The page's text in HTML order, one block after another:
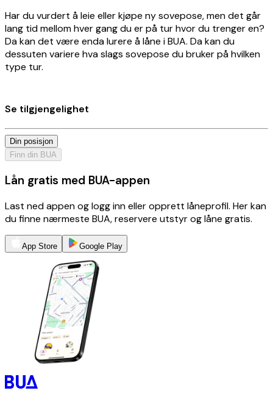
Har du vurdert å leie eller kjøpe ny sovepose, men det går
lang tid mellom hver gang du er på tur hvor du trenger en?
Da kan det være enda lurere å låne i BUA. Da kan du
dessuten variere hva slags sovepose du bruker på hvilken
type tur.
Se tilgjengelighet
Din posisjon
Finn din BUA
Lån gratis med BUA-appen
Last ned appen og logg inn eller opprett låneprofil. Her kan
du finne nærmeste BUA, reservere utstyr og låne gratis.
App Store Google Play